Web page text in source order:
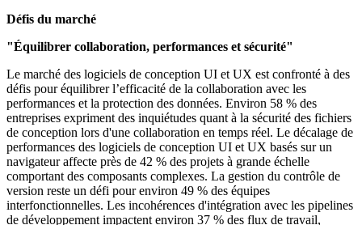
Défis du marché
"Équilibrer collaboration, performances et sécurité"
Le marché des logiciels de conception UI et UX est confronté à des
défis pour équilibrer l’efficacité de la collaboration avec les
performances et la protection des données. Environ 58 % des
entreprises expriment des inquiétudes quant à la sécurité des fichiers
de conception lors d'une collaboration en temps réel. Le décalage de
performances des logiciels de conception UI et UX basés sur un
navigateur affecte près de 42 % des projets à grande échelle
comportant des composants complexes. La gestion du contrôle de
version reste un défi pour environ 49 % des équipes
interfonctionnelles. Les incohérences d'intégration avec les pipelines
de développement impactent environ 37 % des flux de travail,